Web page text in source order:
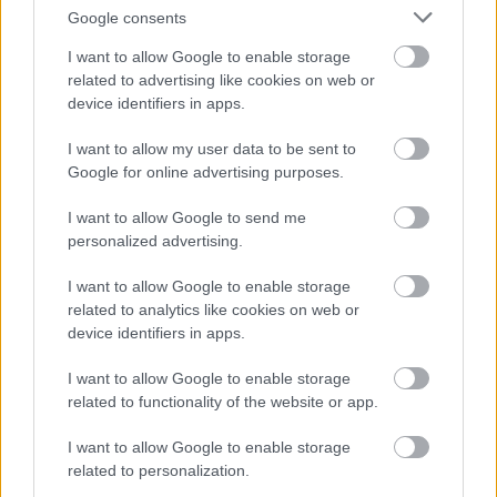
Google consents
I want to allow Google to enable storage
related to advertising like cookies on web or
device identifiers in apps.
I want to allow my user data to be sent to
Google for online advertising purposes.
I want to allow Google to send me
personalized advertising.
I want to allow Google to enable storage
related to analytics like cookies on web or
device identifiers in apps.
I want to allow Google to enable storage
related to functionality of the website or app.
I want to allow Google to enable storage
related to personalization.
komolyabb forgalmi sokk esetén az M6-ossal kiegészítve
Az M0-ásnak ugyanis jellemzően az M5-ös
legsűrűbben dugókkal, ugyanakkor a
kritikus rész is elkerülhetővé válik.